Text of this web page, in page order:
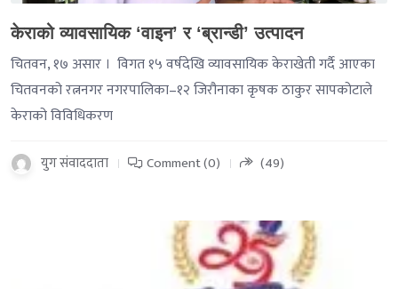
-->
केराको व्यावसायिक ‘वाइन’ र ‘ब्रान्डी’ उत्पादन
चितवन, १७ असार । विगत १५ वर्षदेखि व्यावसायिक केराखेती गर्दै आएका
चितवनको रत्ननगर नगरपालिका–१२ जिरौनाका कृषक ठाकुर सापकोटाले
केराको विविधिकरण
युग संवाददाता Comment (0) (49)